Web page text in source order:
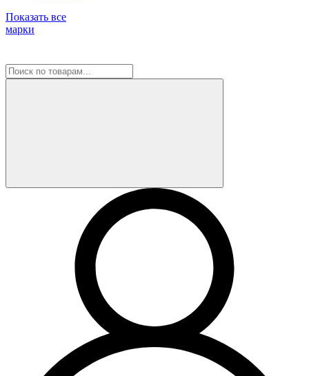
Показать все
марки